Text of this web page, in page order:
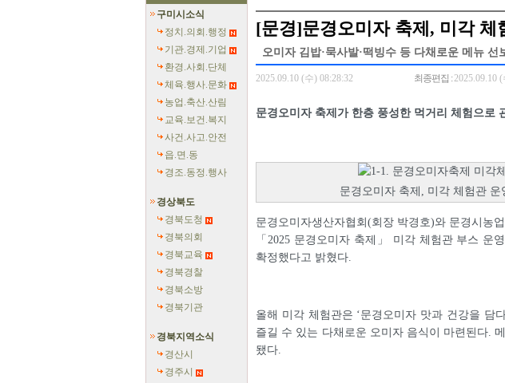
[경북도청]‘말산업 특구’ 키운다…한국마사회 영천 유치 공동전선
[구미]예능 타고 뜬 구미 관광…‘갓 튀긴 라면’ 판매량 6배 껑충
[경북교육청]일본 방위백서 독도 영유권 주장 강력 규탄
구미시소식
정치.의회.행정
기관.경제.기업
환경.사회.단체
체육.행사.문화
농업.축산.산림
교육.보건.복지
사건.사고.안전
읍.면.동
경조.동정.행사
경상북도
경북도청
경북의회
경북교육
경북경찰
경북소방
경북기관
경북지역소식
경산시
경주시
[문경]문경오미자 축제, 미각 체
오미자 김밥·묵사발·떡빙수 등 다채로운 메뉴 선
2025.09.10 (수) 08:28:32 최종편집 :2025.09.10
문경오미자 축제가 한층 풍성한 먹거리 체험으로
문경오미자 축제, 미각 체험관
문경오미자생산자협회(회장 박경호)와 문경시농
「2025 문경오미자 축제」 미각 체험관 부스 운
확정했다고 밝혔다.
올해 미각 체험관은 ‘문경오미자 맛과 건강을 담
즐길 수 있는 다채로운 오미자 음식이 마련된다.
됐다.